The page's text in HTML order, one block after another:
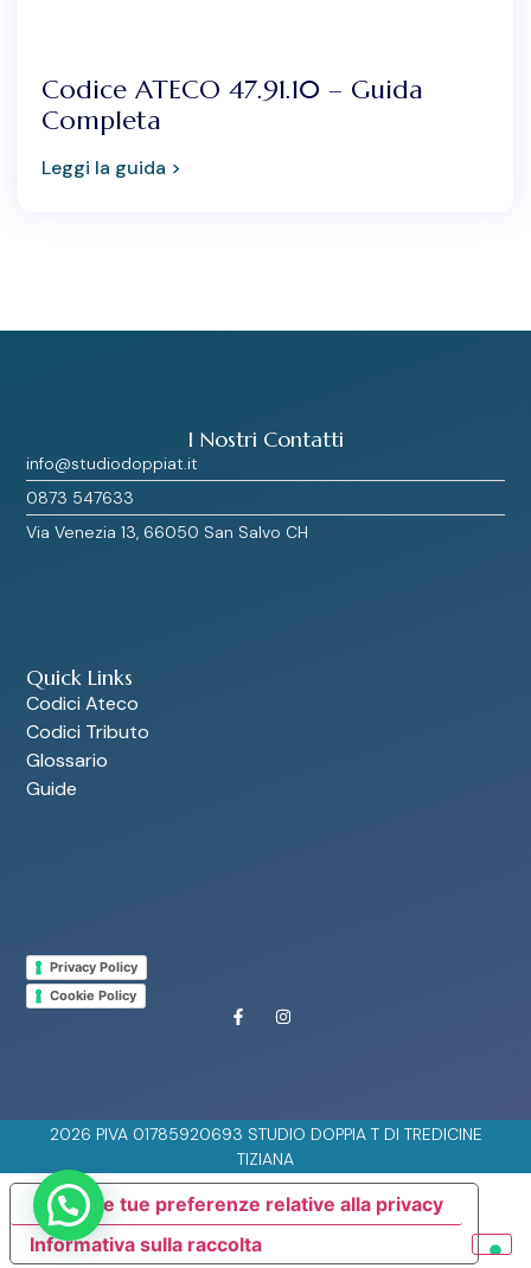
Codice ATECO 47.91.10 – Guida
Completa
Leggi la guida >
Privacy Policy
Cookie Policy
Quick Links
Codici Ateco
Codici Tributo
Glossario
Guide
I Nostri Contatti
info@studiodoppiat.it
0873 547633
Via Venezia 13, 66050 San Salvo CH
2026 PIVA 01785920693 STUDIO DOPPIA T DI TREDICINE
TIZIANA
Informativa sulla raccolta
Le tue preferenze relative alla privacy